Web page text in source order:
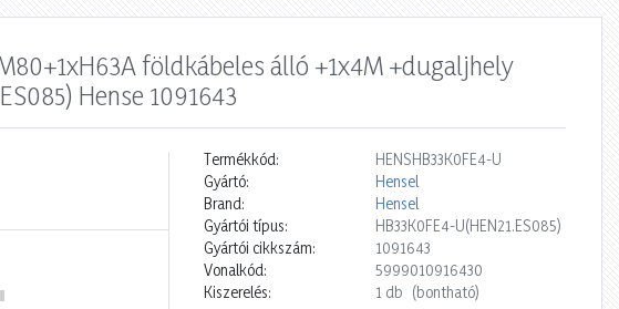
földkábeles álló +1x4M +dugaljhely
Hense 1091643
Termékkód:
HENSHB33K0FE4-U
Gyártó:
Hensel
Brand:
Hensel
Gyártói típus:
HB33K0FE4-U(HEN21.ES085)
Gyártói cikkszám:
1091643
Vonalkód:
5999010916430
Kiszerelés:
1 db (bontható)